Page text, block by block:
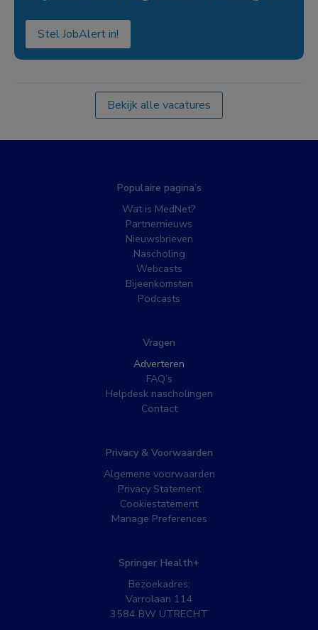
Stel JobAlert in!
Bekijk alle vacatures
Populaire pagina’s
Wat is MedNet?
Partnernieuws
Nieuwsbrieven
Nascholing
Webcasts
Bijeenkomsten
Podcasts
Vragen
Adverteren
FAQ’s
Helpdesk nascholingen
Contact
Privacy & Voorwaarden
Algemene voorwaarden
Privacy Statement
Cookiestatement
Manage Preferences
Springer Health+
Bezoekadres:
Varrolaan 114
3584 BW UTRECHT